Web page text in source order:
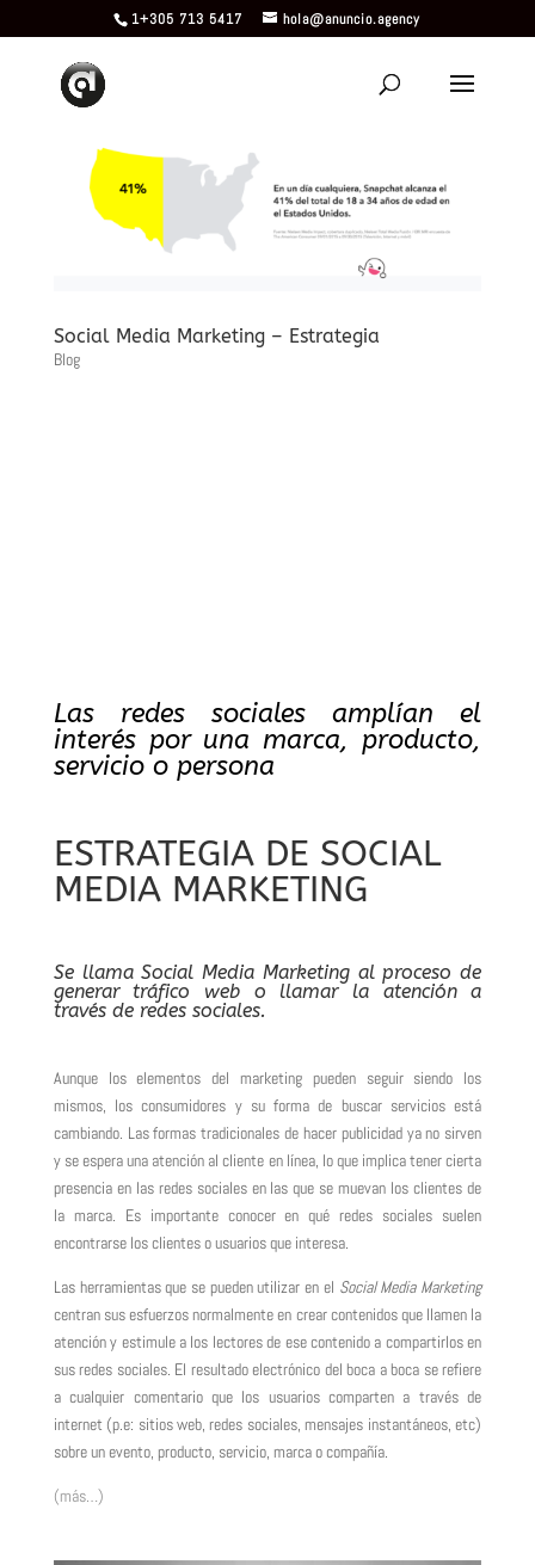
1+305 713 5417 hola@anuncio.agency
Social Media Marketing – Estrategia
Blog
Las redes sociales amplían el
interés por una marca, producto,
servicio o persona
ESTRATEGIA DE SOCIAL
MEDIA MARKETING
Se llama Social Media Marketing al proceso de
generar tráfico web o llamar la atención a
través de redes sociales.
Aunque los elementos del marketing pueden seguir siendo los
mismos, los consumidores y su forma de buscar servicios está
cambiando. Las formas tradicionales de hacer publicidad ya no sirven
y se espera una atención al cliente en línea, lo que implica tener cierta
presencia en las redes sociales en las que se muevan los clientes de
la marca. Es importante conocer en qué redes sociales suelen
encontrarse los clientes o usuarios que interesa.
Las herramientas que se pueden utilizar en el Social Media Marketing
centran sus esfuerzos normalmente en crear contenidos que llamen la
atención y estimule a los lectores de ese contenido a compartirlos en
sus redes sociales. El resultado electrónico del boca a boca se refiere
a cualquier comentario que los usuarios comparten a través de
internet (p.e: sitios web, redes sociales, mensajes instantáneos, etc)
sobre un evento, producto, servicio, marca o compañía.
(más…)